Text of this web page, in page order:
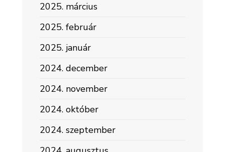
2025. március
2025. február
2025. január
2024. december
2024. november
2024. október
2024. szeptember